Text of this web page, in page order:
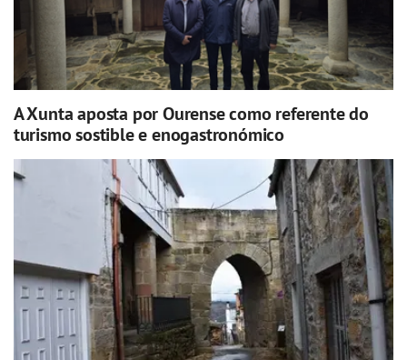
A Xunta aposta por Ourense como referente do
turismo sostible e enogastronómico